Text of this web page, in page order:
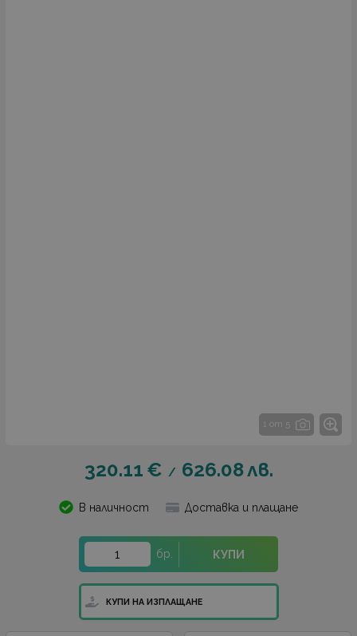
1 от 5
320.11 € / 626.08лв.
В наличност Доставка и плащане
бр. КУПИ
КУПИ НА ИЗПЛАЩАНЕ